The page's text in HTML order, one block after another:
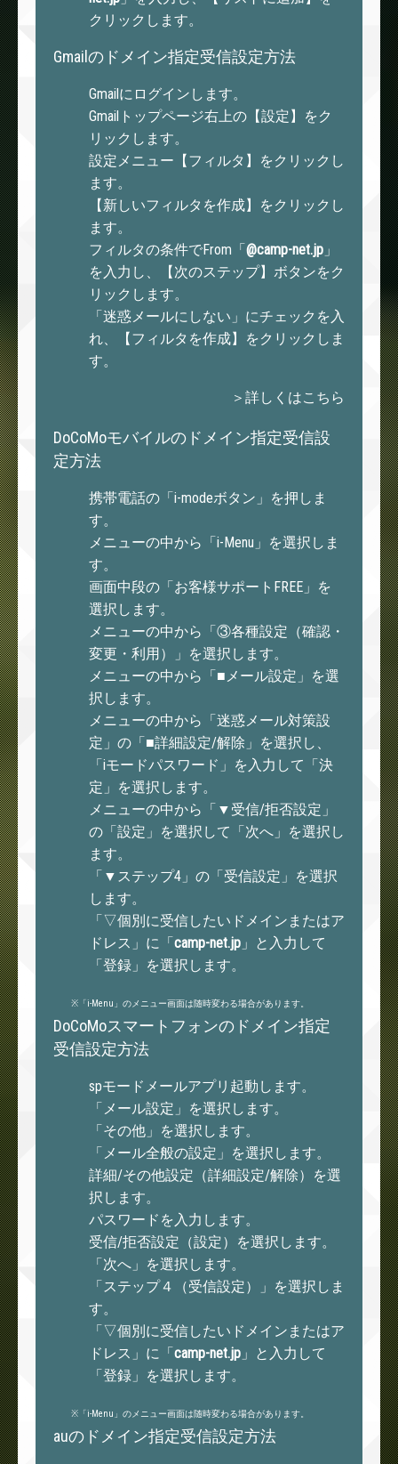
クリックします。
Gmailのドメイン指定受信設定方法
Gmailにログインします。
Gmailトップページ右上の【設定】をク
リックします。
設定メニュー【フィルタ】をクリックし
ます。
【新しいフィルタを作成】をクリックし
ます。
フィルタの条件でFrom「@camp-net.jp 」
を入力し、【次のステップ】ボタンをク
リックします。
「迷惑メールにしない」にチェックを入
れ、【フィルタを作成】をクリックしま
す。
＞詳しくはこちら
DoCoMoモバイルのドメイン指定受信設
定方法
携帯電話の「i-modeボタン」を押しま
す。
メニューの中から「i-Menu」を選択しま
す。
画面中段の「お客様サポートFREE」を
選択します。
メニューの中から「③各種設定（確認・
変更・利用）」を選択します。
メニューの中から「■メール設定」を選
択します。
メニューの中から「迷惑メール対策設
定」の「■詳細設定/解除」を選択し、
「iモードパスワード」を入力して「決
定」を選択します。
メニューの中から「▼受信/拒否設定」
の「設定」を選択して「次へ」を選択し
ます。
「▼ステップ4」の「受信設定」を選択
します。
「▽個別に受信したいドメインまたはア
ドレス」に「camp-net.jp 」と入力して
「登録」を選択します。
※「i-Menu」のメニュー画面は随時変わる場合があります。
DoCoMoスマートフォンのドメイン指定
受信設定方法
spモードメールアプリ起動します。
「メール設定」を選択します。
「その他」を選択します。
「メール全般の設定」を選択します。
詳細/その他設定（詳細設定/解除）を選
択します。
パスワードを入力します。
受信/拒否設定（設定）を選択します。
「次へ」を選択します。
「ステップ４（受信設定）」を選択しま
す。
「▽個別に受信したいドメインまたはア
ドレス」に「camp-net.jp 」と入力して
「登録」を選択します。
※「i-Menu」のメニュー画面は随時変わる場合があります。
auのドメイン指定受信設定方法